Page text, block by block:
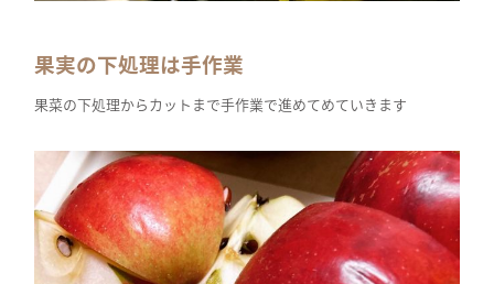
果実の下処理は手作業
果菜の下処理からカットまで手作業で進めてめていきます